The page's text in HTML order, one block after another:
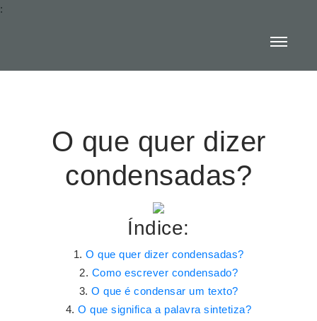
:
O que quer dizer
condensadas?
Índice:
O que quer dizer condensadas?
Como escrever condensado?
O que é condensar um texto?
O que significa a palavra sintetiza?